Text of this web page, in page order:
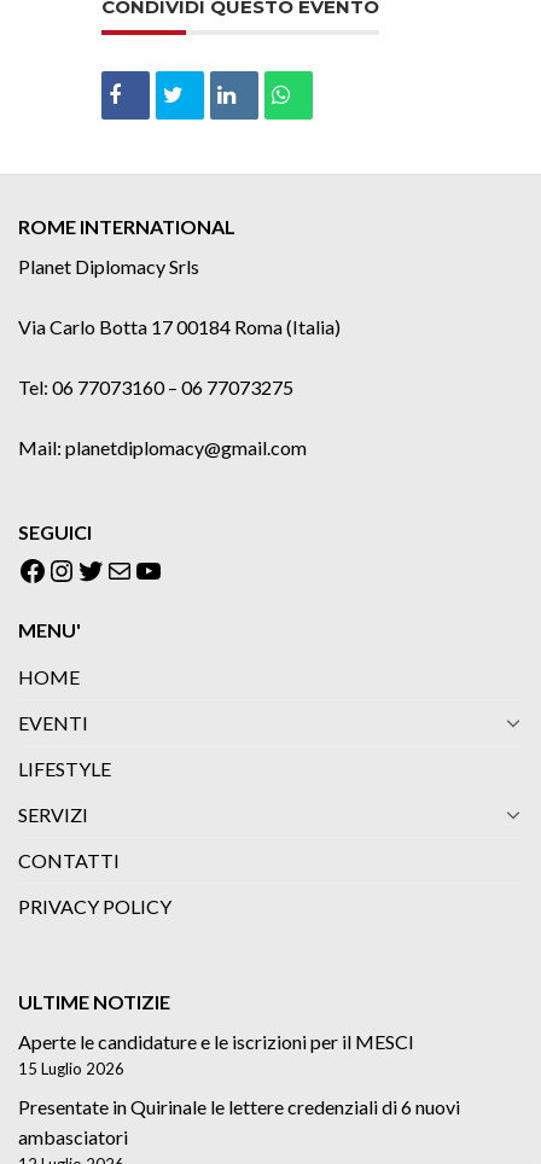
CONDIVIDI QUESTO EVENTO
ROME INTERNATIONAL
Planet Diplomacy Srls
Via Carlo Botta 17 00184 Roma (Italia)
Tel: 06 77073160 – 06 77073275
Mail: planetdiplomacy@gmail.com
SEGUICI
Facebook
Instagram
Twitter
EmailYouTube
MENU'
HOME
EVENTI
LIFESTYLE
SERVIZI
CONTATTI
PRIVACY POLICY
ULTIME NOTIZIE
Aperte le candidature e le iscrizioni per il MESCI
15 Luglio 2026
Presentate in Quirinale le lettere credenziali di 6 nuovi
ambasciatori